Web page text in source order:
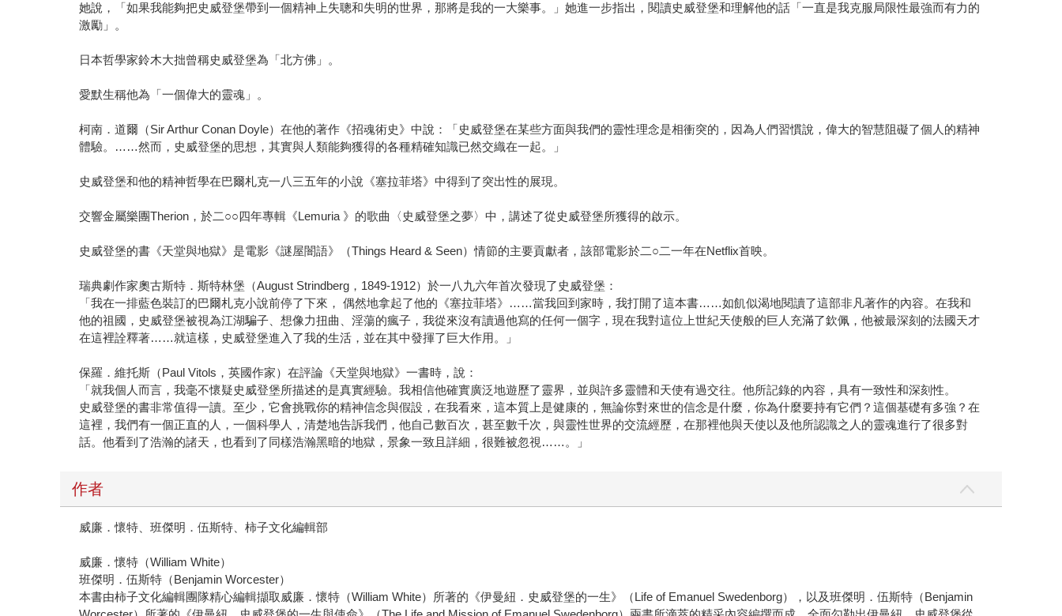
她說，「如果我能夠把史威登堡帶到一個精神上失聰和失明的世界，那將是我的一大樂事。」她進一步指出，閱讀史威登堡和理解他的話「一直是我克服局限性最強而有力的
激勵」。
日本哲學家鈴木大拙曾稱史威登堡為「北方佛」。
愛默生稱他為「一個偉大的靈魂」。
柯南．道爾（Sir Arthur Conan Doyle）在他的著作《招魂術史》中說：「史威登堡在某些方面與我們的靈性理念是相衝突的，因為人們習慣說，偉大的智慧阻礙了個人的精神
體驗。……然而，史威登堡的思想，其實與人類能夠獲得的各種精確知識已然交織在一起。」
史威登堡和他的精神哲學在巴爾札克一八三五年的小說《塞拉菲塔》中得到了突出性的展現。
交響金屬樂團Therion，於二○○四年專輯《Lemuria 》的歌曲〈史威登堡之夢〉中，講述了從史威登堡所獲得的啟示。
史威登堡的書《天堂與地獄》是電影《謎屋闇語》（Things Heard & Seen）情節的主要貢獻者，該部電影於二○二一年在Netflix首映。
瑞典劇作家奧古斯特．斯特林堡（August Strindberg，1849-1912）於一八九六年首次發現了史威登堡：
「我在一排藍色裝訂的巴爾札克小說前停了下來， 偶然地拿起了他的《塞拉菲塔》……當我回到家時，我打開了這本書……如飢似渴地閱讀了這部非凡著作的內容。在我和
他的祖國，史威登堡被視為江湖騙子、想像力扭曲、淫蕩的瘋子，我從來沒有讀過他寫的任何一個字，現在我對這位上世紀天使般的巨人充滿了欽佩，他被最深刻的法國天才
在這裡詮釋著……就這樣，史威登堡進入了我的生活，並在其中發揮了巨大作用。」
保羅．維托斯（Paul Vitols，英國作家）在評論《天堂與地獄》一書時，說：
「就我個人而言，我毫不懷疑史威登堡所描述的是真實經驗。我相信他確實廣泛地遊歷了靈界，並與許多靈體和天使有過交往。他所記錄的內容，具有一致性和深刻性。
史威登堡的書非常值得一讀。至少，它會挑戰你的精神信念與假設，在我看來，這本質上是健康的，無論你對來世的信念是什麼，你為什麼要持有它們？這個基礎有多強？在
這裡，我們有一個正直的人，一個科學人，清楚地告訴我們，他自己數百次，甚至數千次，與靈性世界的交流經歷，在那裡他與天使以及他所認識之人的靈魂進行了很多對
話。他看到了浩瀚的諸天，也看到了同樣浩瀚黑暗的地獄，景象一致且詳細，很難被忽視……。」
作者
威廉．懷特、班傑明．伍斯特、柿子文化編輯部
威廉．懷特（William White）
班傑明．伍斯特（Benjamin Worcester）
本書由柿子文化編輯團隊精心編輯擷取威廉．懷特（William White）所著的《伊曼紐．史威登堡的一生》（Life of Emanuel Swedenborg），以及班傑明．伍斯特（Benjamin